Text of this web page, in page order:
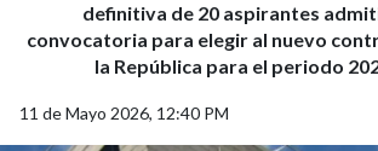
definitiva de 20 aspirantes
convocatoria para elegir al nuevo
la República para el periodo
11 de Mayo 2026, 12:40 PM